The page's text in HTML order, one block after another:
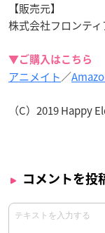
【販売元】
株式会社フロンテ
▼ご購入はこちら
アニメイト／
（C）2019 Happy
コメントを投